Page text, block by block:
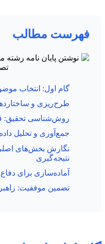
فهرست مطالب
گام اول: انتخاب
طرح‌ریزی و
روش‌شناسی تحقیق:
جمع‌آوری و تحلیل
نگارش بخش‌های اصلی
نتیجه‌گیری
آماده‌سازی برای
تضمین موفقیت: